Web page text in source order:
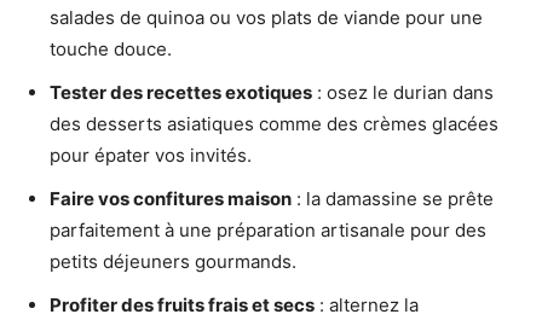
salades de quinoa ou vos plats de viande pour une
touche douce.
Tester des recettes exotiques : osez le durian dans
des desserts asiatiques comme des crèmes glacées
pour épater vos invités.
Faire vos confitures maison : la damassine se prête
parfaitement à une préparation artisanale pour des
petits déjeuners gourmands.
Profiter des fruits frais et secs : alternez la